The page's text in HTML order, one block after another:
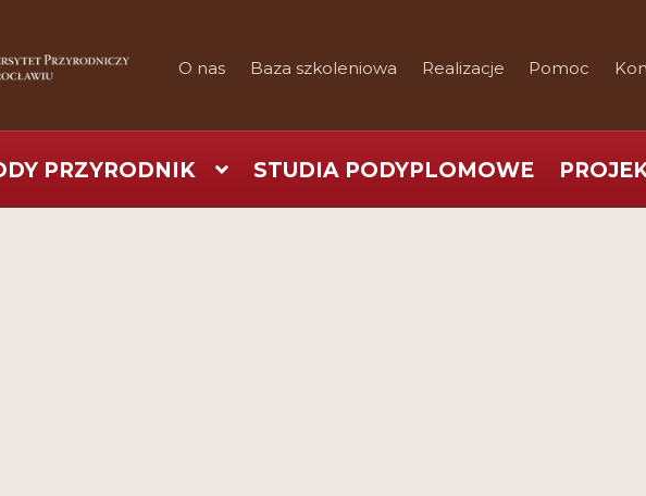
O nas Baza szkoleniowa Realizacje Pomoc
PRZYRODNIK STUDIA PODYPLOMOWE